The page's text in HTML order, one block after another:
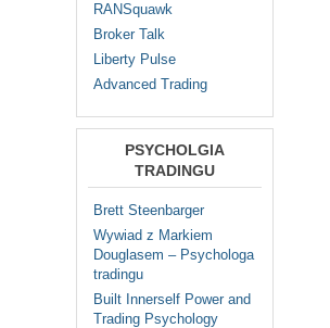
RANSquawk
Broker Talk
Liberty Pulse
Advanced Trading
PSYCHOLGIA
TRADINGU
Brett Steenbarger
Wywiad z Markiem
Douglasem – Psychologa
tradingu
Built Innerself Power and
Trading Psychology